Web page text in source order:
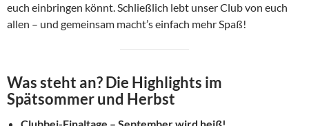
euch einbringen könnt. Schließlich lebt unser Club von euch
allen – und gemeinsam macht’s einfach mehr Spaß!
Was steht an? Die Highlights im
Spätsommer und Herbst